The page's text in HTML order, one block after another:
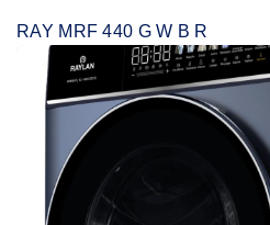
RAY MRF 440 G W B R